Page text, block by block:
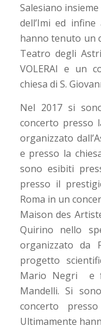
Salesiano
dell’Imi ed infine
hanno tenuto un
Teatro degli
VOLERAI e un
chiesa di S.
Nel 2017 si
concerto presso
organizzato
e presso la
sono esibiti
presso il
Roma in un
Maison des
Quirino nello
organizzato da
progetto
Mario Negri e
Mandelli. Si
concerto
Ultimamente